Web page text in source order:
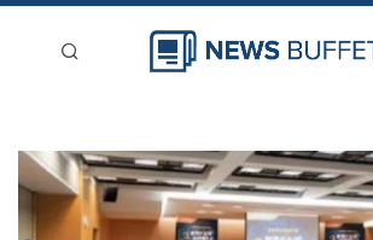
新聞稿分類
登入